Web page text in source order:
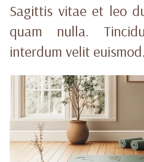
Sagittis vitae et leo
quam nulla.
interdum velit